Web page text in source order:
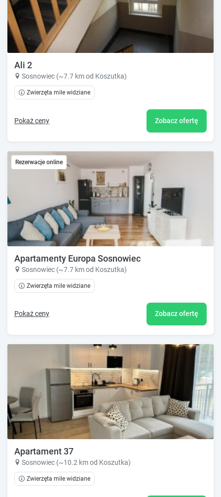
Ali 2
Sosnowiec (~7.7 km od Koszutka)
Zwierzęta mile widziane
Pokaż ceny Zobacz ofertę
Rezerwacje online
Apartamenty Europa Sosnowiec
Sosnowiec (~7.7 km od Koszutka)
Zwierzęta mile widziane
Pokaż ceny Zobacz ofertę
Apartament 37
Sosnowiec (~10.2 km od Koszutka)
Zwierzęta mile widziane